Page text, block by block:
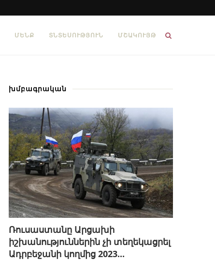
ՄԵՆՔ ՏՆՏԵՍՈՒԹՅՈՒՆ ՄՇԱԿՈՒՅԹ
խմբագրական
Ռուսաստանը Արցախի
իշխանություններին չի տեղեկացրել
Ադրբեջանի կողմից 2023...